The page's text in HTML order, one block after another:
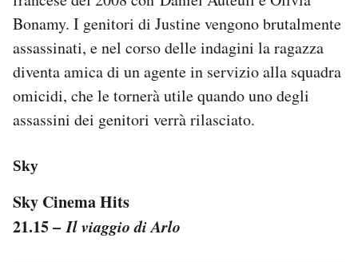
Bonamy. I genitori di Justine vengono brutalmente
assassinati, e nel corso delle indagini la ragazza
diventa amica di un agente in servizio alla squadra
omicidi, che le tornerà utile quando uno degli
assassini dei genitori verrà rilasciato.
Sky
Sky Cinema Hits
21.15 –Il viaggio di Arlo